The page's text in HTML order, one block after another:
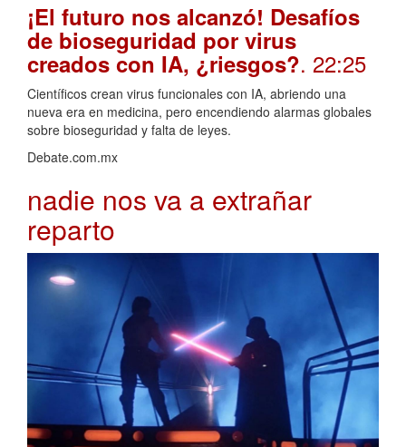
¡El futuro nos alcanzó! Desafíos
de bioseguridad por virus
creados con IA, ¿riesgos?. 22:25
Científicos crean virus funcionales con IA, abriendo una
nueva era en medicina, pero encendiendo alarmas globales
sobre bioseguridad y falta de leyes.
Debate.com.mx
nadie nos va a extrañar
reparto